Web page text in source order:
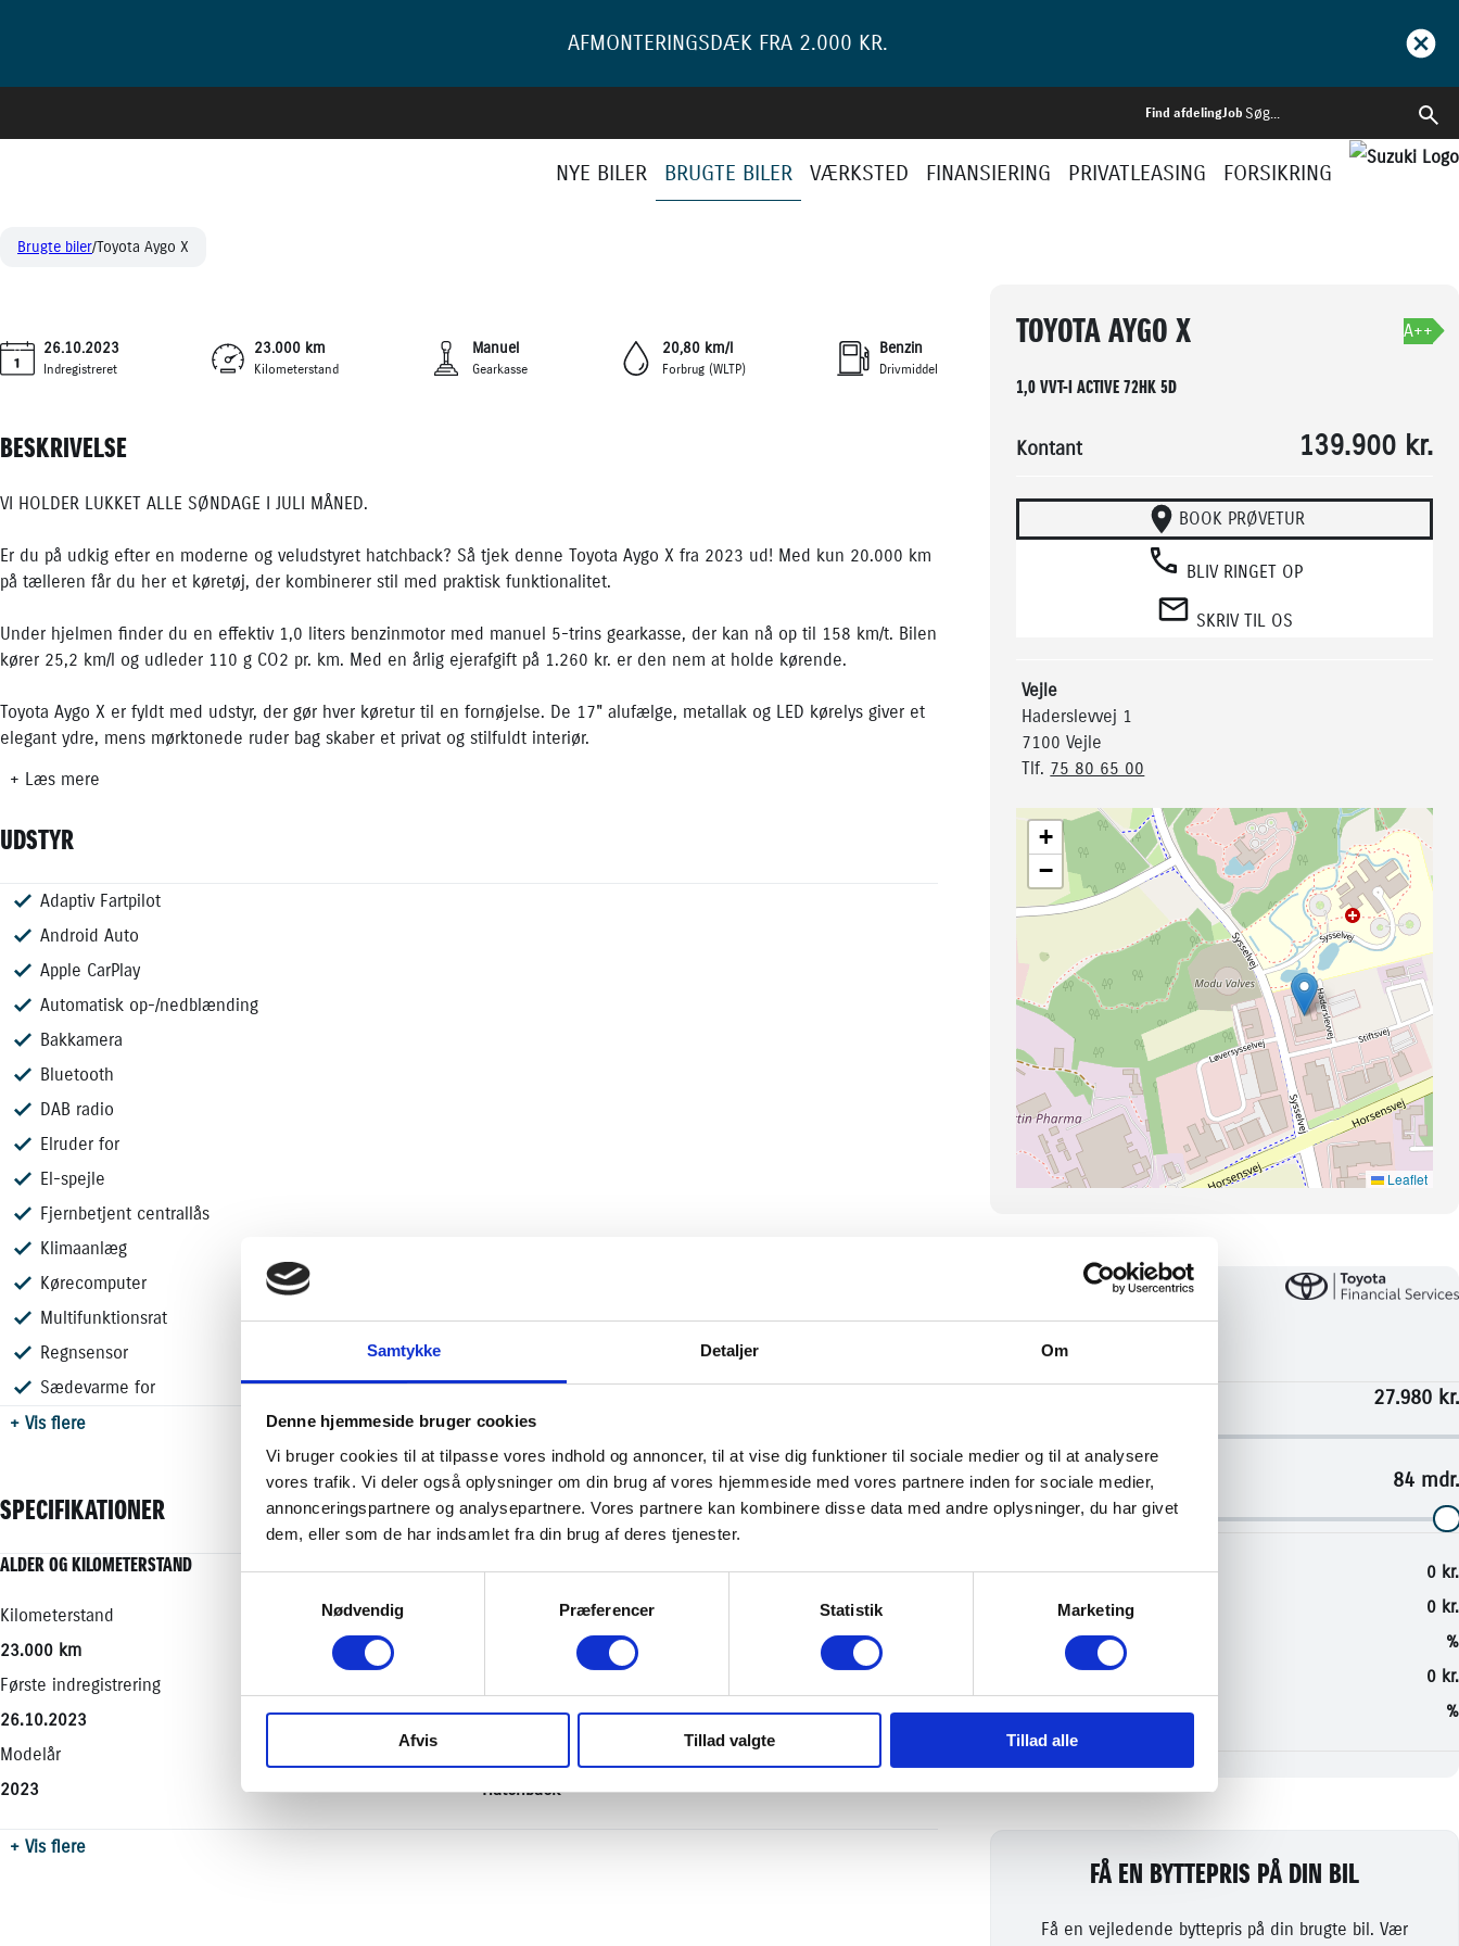
Samtykke Detaljer Om
Denne hjemmeside bruger cookies
Vi bruger cookies til at tilpasse vores indhold og annoncer, til at vise dig funktioner til sociale medier og til at analysere
vores trafik. Vi deler også oplysninger om din brug af vores hjemmeside med vores partnere inden for sociale medier,
annonceringspartnere og analysepartnere. Vores partnere kan kombinere disse data med andre oplysninger, du har givet
dem, eller som de har indsamlet fra din brug af deres tjenester.
Nødvendig
Præferencer Statistik Marketing
Afvis Tillad valgte Tillad alle
AFMONTERINGSDÆK FRA 2.000 KR.
Find afdelingJob
NYE BILER BRUGTE BILER VÆRKSTED FINANSIERING PRIVATLEASING FORSIKRING
1,0 VVT-I ACTIVE 72HK 5D
Brugte biler Toyota Aygo X
Indregistreret
26.10.2023
Kilometerstand
23.000 km
Gearkasse
Manuel
Forbrug (WLTP)
20,80 km/l
Drivmiddel
Benzin
BESKRIVELSE
VI HOLDER LUKKET ALLE SØNDAGE I JULI MÅNED.
Er du på udkig efter en moderne og veludstyret hatchback? Så tjek denne Toyota Aygo X fra 2023 ud! Med kun 20.000 km
på tælleren får du her et køretøj, der kombinerer stil med praktisk funktionalitet.
Under hjelmen finder du en effektiv 1,0 liters benzinmotor med manuel 5-trins gearkasse, der kan nå op til 158 km/t. Bilen
kører 25,2 km/l og udleder 110 g CO2 pr. km. Med en årlig ejerafgift på 1.260 kr. er den nem at holde kørende.
Toyota Aygo X er fyldt med udstyr, der gør hver køretur til en fornøjelse. De 17" alufælge, metallak og LED kørelys giver et
elegant ydre, mens mørktonede ruder bag skaber et privat og stilfuldt interiør.
Indenfor finder du moderne teknologi som Adaptiv Fartpilot, Android Auto, Apple CarPlay og et intuitivt touch skærm
regnsensor og automatisk op-/nedblænding gør bykørsel nemmere.
Toyota Safety Sense og andre sikkerhedsfunktioner som lyssensor, skiltegenkendelse og vejbaneassistent giver dig ekstra
Hvis denne bil lyder som noget for dig, så kontakt os på horsens@toyota.dk. Bilen kan ses i Horsens.
- Adaptiv Fartpilot
- Android Auto og Apple CarPlay
- Bakkamera
- Sædevarme for
- 17" Alufælge
- Toyota Safety Sense
+ Læs mere
UDSTYR
Adaptiv Fartpilot
Android Auto
Apple CarPlay
Automatisk op-/nedblænding
Bakkamera
Bluetooth
DAB radio
Elruder for
El-spejle
Fjernbetjent centrallås
Klimaanlæg
Kørecomputer
Multifunktionsrat
Regnsensor
Sædevarme for
Touch skærm
USB stik
Højdejusterbart førersæde
Justerbart rat
Læderrat
Multijusterbart rat
17" Alufælge
LED kørelys
Metallak
Mørktonede ruder bag
7 Airbags
ESP
Isofix
Lyssensor
Skiltegenkendelse
Toyota Safety Sense
Vejbaneassistent
Helårsdæk
+ Vis flere
SPECIFIKATIONER
ALDER OG KILOMETERSTAND
Kilometerstand
23.000 km
Første indregistrering
26.10.2023
Modelår
2023
Shimmering Silver
Hatchback
MOTOR OG YDELSE
0-100 km/t
15,60 sek.
Tophastighed
158 km/t
Maksimal effekt
72 HK
1,0 l
RUMMELIGHED OG MÅL
Køreklar vægt
1030 kg
Totalvægt
1360 kg
Antal sæder
4
1740 mm
ØKONOMI
Brændstofforbrug (WLTP)
20,80 km/l
Grøn ejerafgift (årlig)
1400
Leveringsomkostninger (inkl.)
4.680 kr.
+ Vis flere
TOYOTA AYGO X
1,0 VVT-I ACTIVE 72HK 5D
A++
Kontant 139.900 kr.
BOOK PRØVETUR
BLIV RINGET OP
SKRIV TIL OS
Vejle
Haderslevvej 1
7100 Vejle
Tlf. 75 80 65 00
FÅ EN BYTTEPRIS PÅ DIN BIL
Få en vejledende byttepris på din brugte bil. Vær